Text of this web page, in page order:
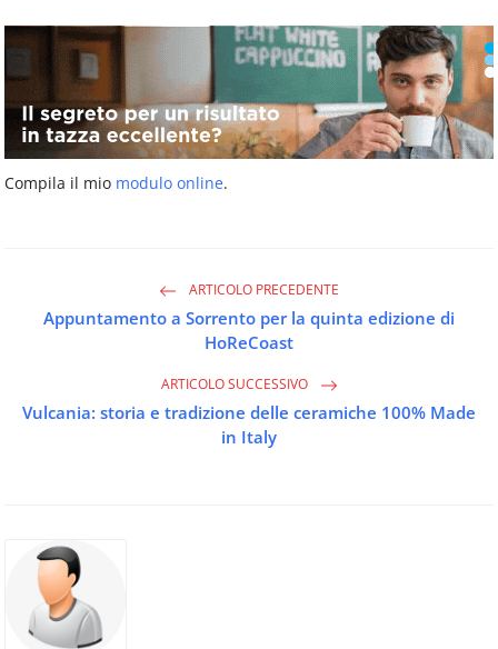
Compila il mio modulo online.
ARTICOLO PRECEDENTE
Appuntamento a Sorrento per la quinta edizione di
HoReCoast
ARTICOLO SUCCESSIVO
Vulcania: storia e tradizione delle ceramiche 100% Made
in Italy